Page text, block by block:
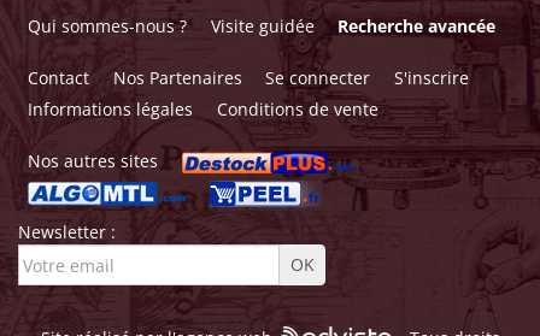
Qui sommes-nous ? Visite guidée Recherche avancée
Contact Nos Partenaires Se connecter
S'inscrire
Informations légales
Conditions de vente
Nos autres sites
Newsletter :